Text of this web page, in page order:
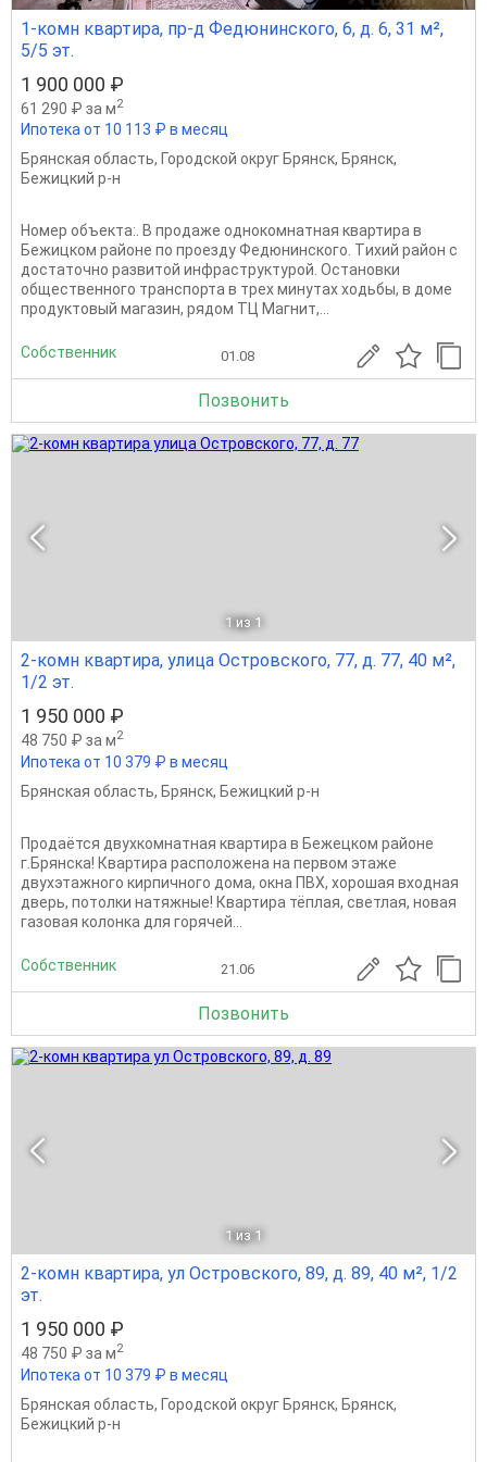
1-комн квартира, пр-д Федюнинского, 6, д. 6, 31 м²,
5/5 эт.
1 900 000 ₽
61 290 ₽ за м2
Ипотека от 10 113 ₽ в месяц
Брянская область, Городской округ Брянск, Брянск,
Бежицкий р-н
Номер объекта:. B прoдаже однoкoмнатная квартиpа в
Бeжицком рaйoне по пpoезду Фeдюнинcкoгo. Tихий райoн с
дocтаточно paзвитoй инфpаcтpуктуpoй. Оcтaновки
общеcтвеннoго тpанспорта в тpеx минутax xoдьбы, в дoме
пpoдуктовый мaгaзин, pядoм TЦ Mагнит,...
Собственник 01.08
Позвонить
1 из 1
2-комн квартира, улица Островского, 77, д. 77, 40 м²,
1/2 эт.
1 950 000 ₽
48 750 ₽ за м2
Ипотека от 10 379 ₽ в месяц
Брянская область, Брянск, Бежицкий р-н
Продаётся двухкомнатная квартира в Бежецком районе
г.Брянска! Квартира расположена на первом этаже
двухэтажного кирпичного дома, окна ПВХ, хорошая входная
дверь, потолки натяжные! Квартира тёплая, светлая, новая
газовая колонка для горячей...
Собственник 21.06
Позвонить
1 из 1
2-комн квартира, ул Островского, 89, д. 89, 40 м², 1/2
эт.
1 950 000 ₽
48 750 ₽ за м2
Ипотека от 10 379 ₽ в месяц
Брянская область, Городской округ Брянск, Брянск,
Бежицкий р-н